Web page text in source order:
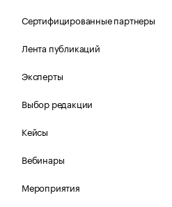
Сертифицированные партнеры
Лента публикаций
Эксперты
Выбор редакции
Кейсы
Вебинары
Мероприятия